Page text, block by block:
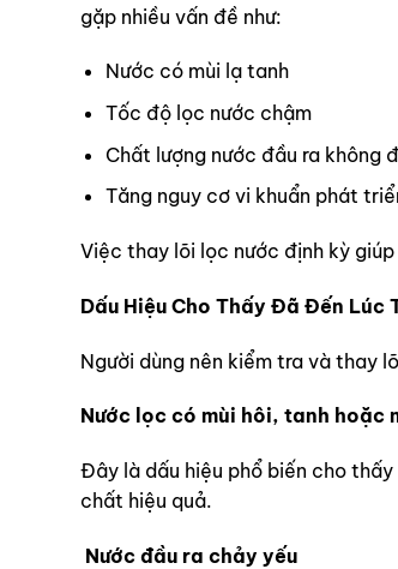
gặp nhiều vấn đề như:
Nước có mùi lạ tanh
Tốc độ lọc nước chậm
Chất lượng nước đầu ra không
Tăng nguy cơ vi khuẩn phát
Việc thay lõi lọc nước định kỳ
Dấu Hiệu Cho Thấy Đã Đến Lúc
Người dùng nên kiểm tra và thay
Nước lọc có mùi hôi, tanh hoặc
Đây là dấu hiệu phổ biến cho
chất hiệu quả.
Nước đầu ra chảy yếu